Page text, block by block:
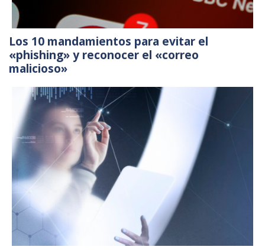
Los 10 mandamientos para evitar el
«phishing» y reconocer el «correo
malicioso»